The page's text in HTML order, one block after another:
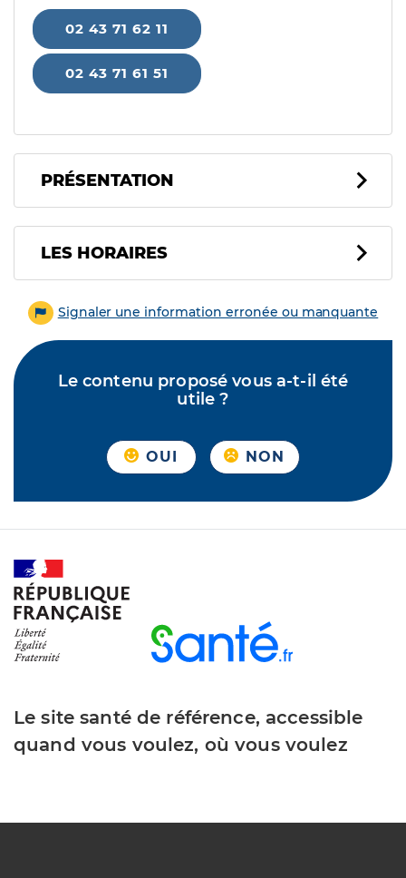
02 43 71 62 11
02 43 71 61 51
PRÉSENTATION
LES HORAIRES
Signaler une information erronée ou manquante
Le contenu proposé vous a-t-il été
utile ?
OUI NON
Le site santé de référence, accessible
quand vous voulez, où vous voulez